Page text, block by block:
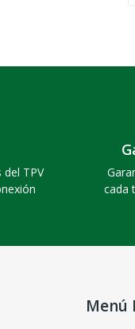
TPV
cada
Menú